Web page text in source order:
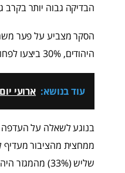
הבדיקה גבוה יותר בקרב גילאי 35-54 (46%) לעומת יתר הגילאים (בגילאי 18-34- 27%
היהודים, 30% ביצעו לפחות פעם אחת בדיקה, הרי שרק 15% מכלל המשיבים הערבים ביצעו זאת.
עוד בנושא: ארועי יום האיידס